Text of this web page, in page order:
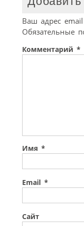
Ваш адрес
Обязательные
Комментарий *
Имя *
Email *
Сайт